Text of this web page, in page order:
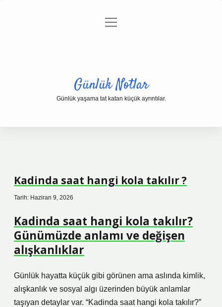
Gizlilik Politikası
menüyü
Günlük Notlar
Günlük yaşama tat katan küçük ayrıntılar.
Kadinda saat hangi kola takılır ?
Tarih: Haziran 9, 2026
Kadinda saat hangi kola takılır?
Günümüzde anlamı ve değişen
alışkanlıklar
Günlük hayatta küçük gibi görünen ama aslında kimlik,
alışkanlık ve sosyal algı üzerinden büyük anlamlar
taşıyan detaylar var. “Kadinda saat hangi kola takılır?”